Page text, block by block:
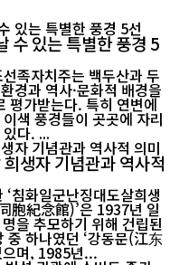
수 있는 특별한 풍경 5
족자치주는 백두산과 두
경과 역사·문화적 배경을
평가받는다. 특히 연변에
색 풍경들이 곳곳에 자리
해 있어 국내외 관광객들의 발길을 끌고 있다. ...
생자 기념관과 역사적
침화일군난징대도살희생
胞紀念館)’은 1937년 일
을 추모하기 위해 건립된
중 하나였던 ‘강동문(江东
으며, 1985년...